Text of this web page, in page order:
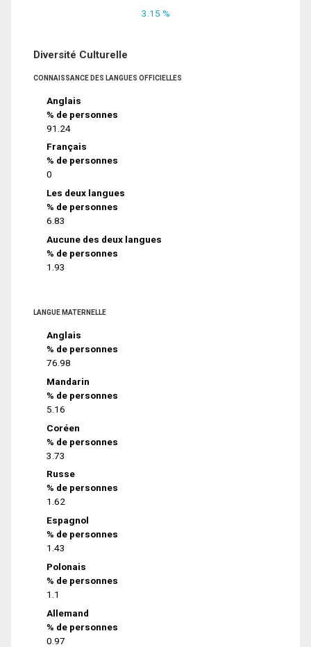
3.15 %
Diversité Culturelle
CONNAISSANCE DES LANGUES OFFICIELLES
Anglais
% de personnes
91.24
Français
% de personnes
0
Les deux langues
% de personnes
6.83
Aucune des deux langues
% de personnes
1.93
LANGUE MATERNELLE
Anglais
% de personnes
76.98
Mandarin
% de personnes
5.16
Coréen
% de personnes
3.73
Russe
% de personnes
1.62
Espagnol
% de personnes
1.43
Polonais
% de personnes
1.1
Allemand
% de personnes
0.97